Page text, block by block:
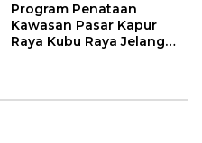
Program Penataan
Kawasan Pasar Kapur
Raya Kubu Raya Jelang